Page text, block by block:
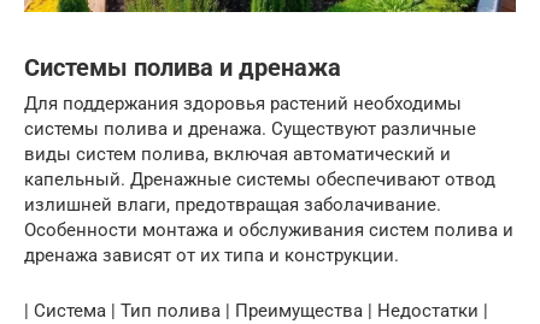
Системы полива и дренажа
Для поддержания здоровья растений необходимы
системы полива и дренажа. Существуют различные
виды систем полива, включая автоматический и
капельный. Дренажные системы обеспечивают отвод
излишней влаги, предотвращая заболачивание.
Особенности монтажа и обслуживания систем полива и
дренажа зависят от их типа и конструкции.
| Система | Тип полива | Преимущества | Недостатки |